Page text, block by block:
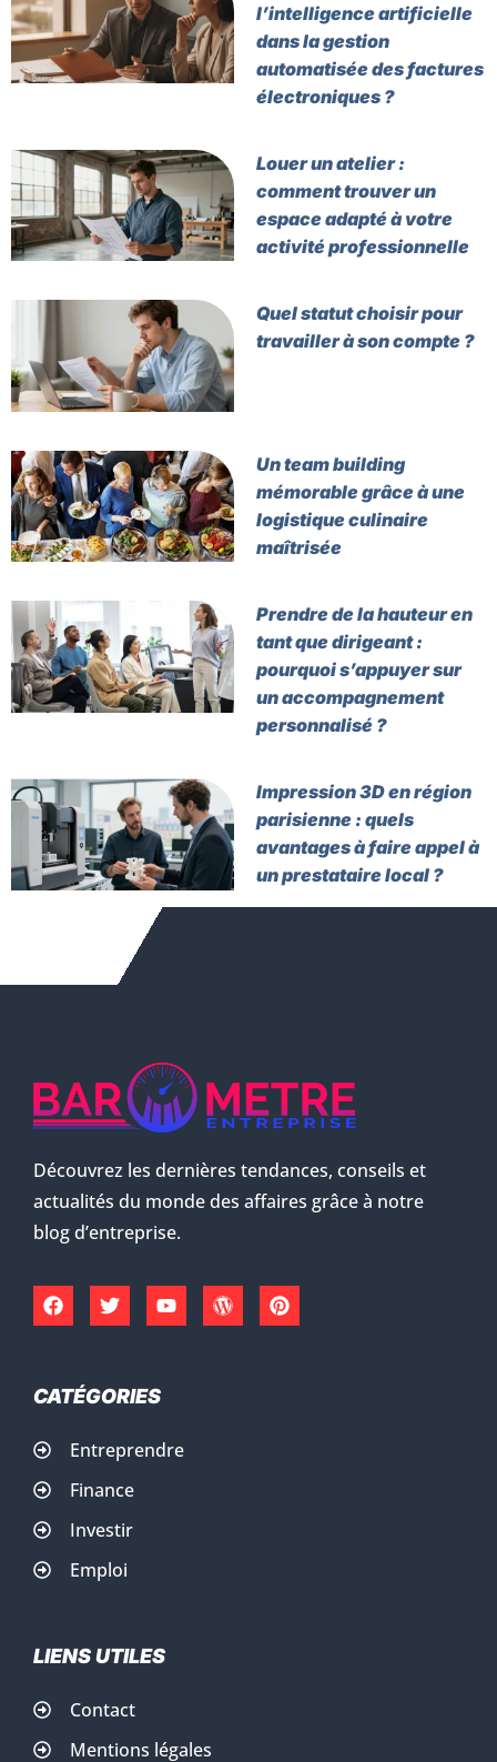
l’intelligence artificielle
dans la gestion
automatisée des factures
électroniques ?
Louer un atelier :
comment trouver un
espace adapté à votre
activité professionnelle
Quel statut choisir pour
travailler à son compte ?
Un team building
mémorable grâce à une
logistique culinaire
maîtrisée
Prendre de la hauteur en
tant que dirigeant :
pourquoi s’appuyer sur
un accompagnement
personnalisé ?
Impression 3D en région
parisienne : quels
avantages à faire appel à
un prestataire local ?
Découvrez les dernières tendances, conseils et
actualités du monde des affaires grâce à notre
blog d’entreprise.
CATÉGORIES
Entreprendre
Finance
Investir
Emploi
LIENS UTILES
Contact
Mentions légales